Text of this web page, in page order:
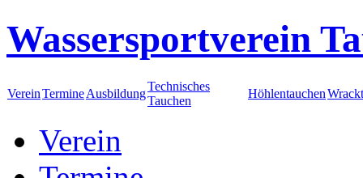
Wassersportverein
VereinTermineAusbildung
Technisches
Tauchen
Höhlentauchen
Verein